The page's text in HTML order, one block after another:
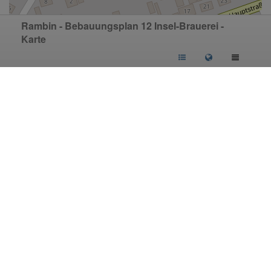
Rambin - Bebauungsplan 12 Insel-Brauerei -
Karte